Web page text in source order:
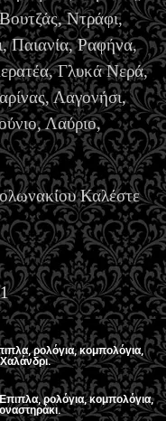
Ντράφι,
Παιανία, Ραφήνα,
Γλυκά Νερά,
Λαγονήσι,
Λαύριο,
Καλέστε
ρολόγια, κομπολόγια,
ρολόγια, κομπολόγια,